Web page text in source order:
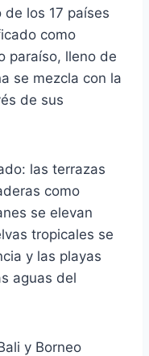
de los 17 países
como
paraíso, lleno de
se mezcla con la
de sus
las terrazas
como
se elevan
tropicales se
y las playas
aguas del
y Borneo